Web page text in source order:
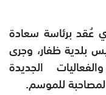
عُقد برئاسة سعادة
بلدية ظفار، وجرى
الجديدة
للموسم.